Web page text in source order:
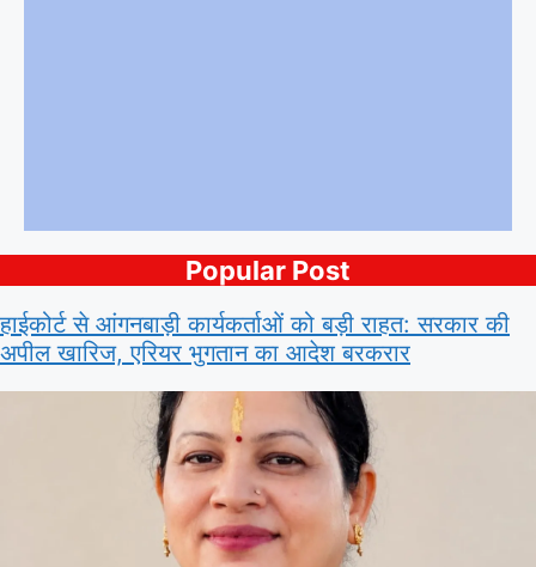
Popular Post
हाईकोर्ट से आंगनबाड़ी कार्यकर्ताओं को बड़ी राहत: सरकार की
अपील खारिज, एरियर भुगतान का आदेश बरकरार